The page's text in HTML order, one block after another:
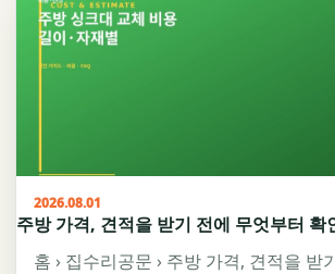
2026.08.01
주방 가격, 견적을 받기 전에 무엇부터 확
홈 › 집수리공문 › 주방 가격, 견적을 받